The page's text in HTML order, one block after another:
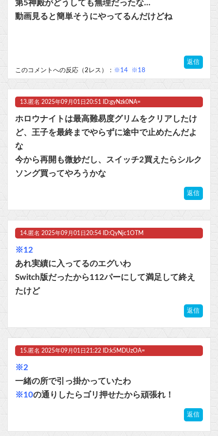
第5神殿がどうしても無理だったな…
動画見ると簡単そうにやってるんだけどね
返信
このコメントへの反応（2レス）： ※14 ※18
13. 匿名 2025年09月01日20:51 ID:gyNzk0NA=
ホロウナイトは最高難易度グリムをクリアしたけ
ど、王子を最終までやらずに途中で止めたんだよ
な
今から再開も微妙だし、スイッチ2買えたらシルク
ソング買ってやろうかな
返信
14. 匿名 2025年09月01日20:54 ID:QyNjc1OTM
※12
あれ実績に入ってるのエグいわ
Switch版だったから112パーにして満足して終え
たけど
返信
15. 匿名 2025年09月01日21:22 ID:k5MDUzOA=
※2
一緒の所で引っ掛かっていたわ
※10の通りしたらゴリ押せたから頑張れ！
返信